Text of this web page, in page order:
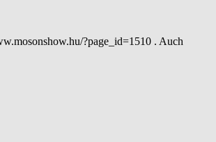
?page_id=1510 . Auch